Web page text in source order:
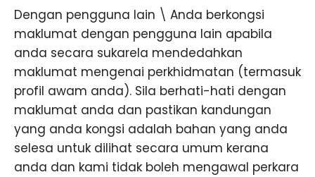
Dengan pengguna lain \ Anda berkongsi
maklumat dengan pengguna lain apabila
anda secara sukarela mendedahkan
maklumat mengenai perkhidmatan (termasuk
profil awam anda). Sila berhati-hati dengan
maklumat anda dan pastikan kandungan
yang anda kongsi adalah bahan yang anda
selesa untuk dilihat secara umum kerana
anda dan kami tidak boleh mengawal perkara